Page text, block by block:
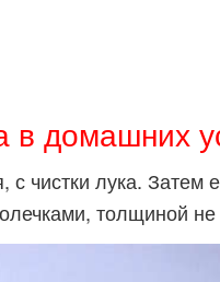
в домашних
с чистки лука. Затем
толщиной